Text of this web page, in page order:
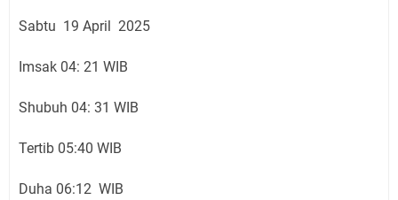
Sabtu 19 April 2025
Imsak 04: 21 WIB
Shubuh 04: 31 WIB
Tertib 05:40 WIB
Duha 06:12 WIB